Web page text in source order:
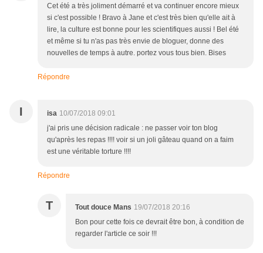
Cet été a très joliment démarré et va continuer encore mieux
si c'est possible ! Bravo à Jane et c'est très bien qu'elle ait à
lire, la culture est bonne pour les scientifiques aussi ! Bel été
et même si tu n'as pas très envie de bloguer, donne des
nouvelles de temps à autre. portez vous tous bien. Bises
Répondre
I isa 10/07/2018 09:01
j'ai pris une décision radicale : ne passer voir ton blog
qu'après les repas !!!! voir si un joli gâteau quand on a faim
est une véritable torture !!!!
Répondre
T Tout douce Mans 19/07/2018 20:16
Bon pour cette fois ce devrait être bon, à condition de
regarder l'article ce soir !!!